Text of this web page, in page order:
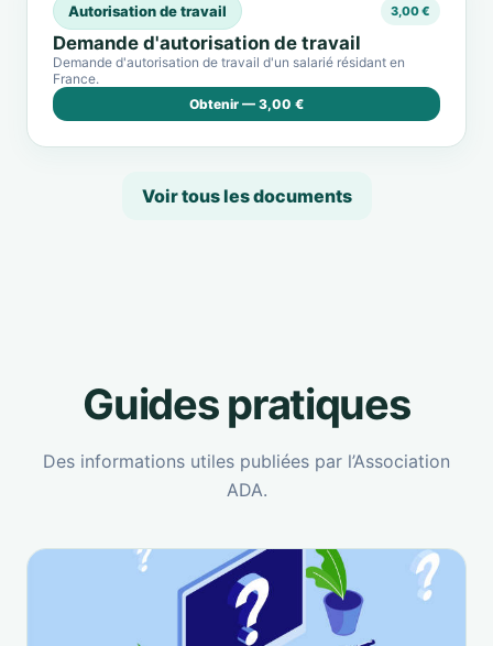
Autorisation de travail 3,00 €
Demande d'autorisation de travail
Demande d'autorisation de travail d'un salarié résidant en
France.
Obtenir — 3,00 €
Voir tous les documents
Guides pratiques
Des informations utiles publiées par l’Association
ADA.